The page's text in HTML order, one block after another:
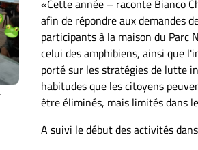
Activités en classe pendant le projet
moustiques. - Elena Bianco Chinto
«Cette année – raconte Bianco
afin de répondre aux demandes
participants à la maison du Parc
celui des amphibiens, ainsi que
porté sur les stratégies de lutte
habitudes que les citoyens
être éliminés, mais limités dans
A suivi le début des activités